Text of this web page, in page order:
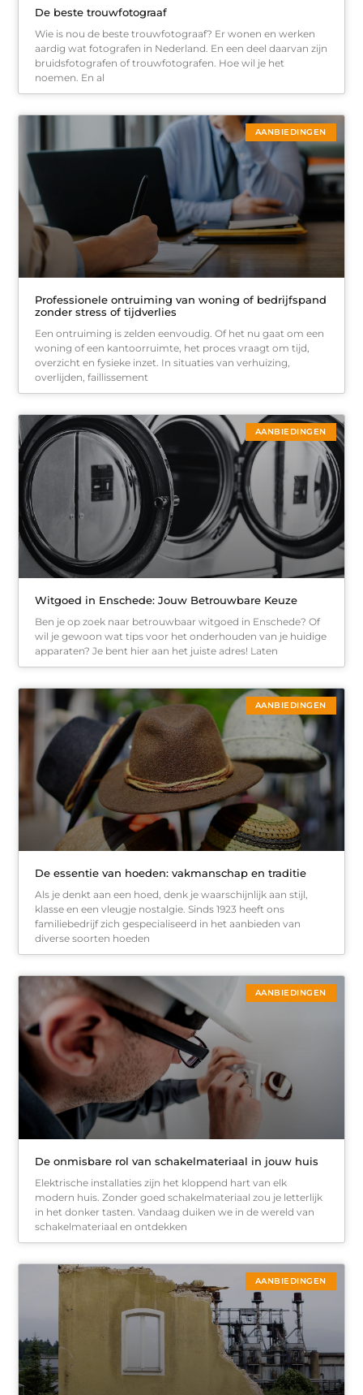
De beste trouwfotograaf
Wie is nou de beste trouwfotograaf? Er wonen en werken
aardig wat fotografen in Nederland. En een deel daarvan zijn
bruidsfotografen of trouwfotografen. Hoe wil je het
noemen. En al
AANBIEDINGEN
Professionele ontruiming van woning of bedrijfspand
zonder stress of tijdverlies
Een ontruiming is zelden eenvoudig. Of het nu gaat om een
woning of een kantoorruimte, het proces vraagt om tijd,
overzicht en fysieke inzet. In situaties van verhuizing,
overlijden, faillissement
AANBIEDINGEN
Witgoed in Enschede: Jouw Betrouwbare Keuze
Ben je op zoek naar betrouwbaar witgoed in Enschede? Of
wil je gewoon wat tips voor het onderhouden van je huidige
apparaten? Je bent hier aan het juiste adres! Laten
AANBIEDINGEN
De essentie van hoeden: vakmanschap en traditie
Als je denkt aan een hoed, denk je waarschijnlijk aan stijl,
klasse en een vleugje nostalgie. Sinds 1923 heeft ons
familiebedrijf zich gespecialiseerd in het aanbieden van
diverse soorten hoeden
AANBIEDINGEN
De onmisbare rol van schakelmateriaal in jouw huis
Elektrische installaties zijn het kloppend hart van elk
modern huis. Zonder goed schakelmateriaal zou je letterlijk
in het donker tasten. Vandaag duiken we in de wereld van
schakelmateriaal en ontdekken
AANBIEDINGEN